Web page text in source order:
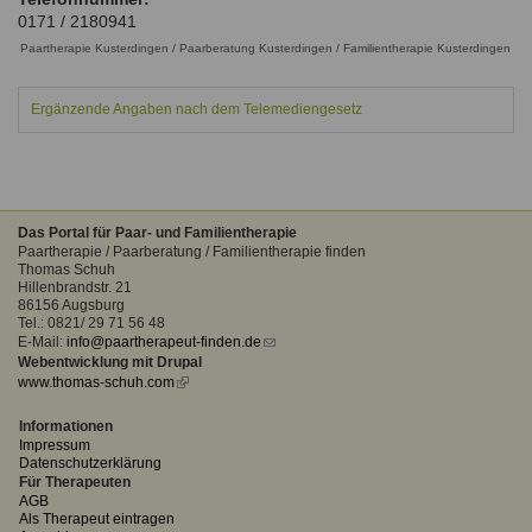
Seminare und Kurse
Fortbildungen
Ausbildungsinstitute
Fortbildungen
Passwort*
vergessen?
Anmelden
Sitemap
Formular zur Registrierung
0171 / 2180941
Paartherapie Kusterdingen / Paarberatung Kusterdingen / Familientherapie Kusterdingen
Ergänzende Angaben nach dem Telemediengesetz
Das Portal für Paar- und Familientherapie
Paartherapie / Paarberatung / Familientherapie finden
Thomas Schuh
Hillenbrandstr. 21
86156 Augsburg
Tel.: 0821/ 29 71 56 48
E-Mail: info@paartherapeut-finden.de (link
Webentwicklung mit Drupal
www.thomas-schuh.com(link
Informationen
Impressum
Datenschutzerklärung
Für Therapeuten
AGB
Als Therapeut eintragen